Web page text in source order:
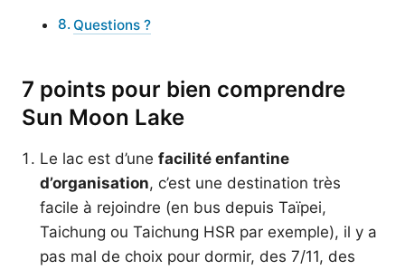
Questions ?
7 points pour bien comprendre
Sun Moon Lake
Le lac est d’unefacilité enfantine
d’organisation, c’est une destination très
facile à rejoindre (en bus depuis Taïpei,
Taichung ou Taichung HSR par exemple), il y a
pas mal de choix pour dormir, des 7/11, des